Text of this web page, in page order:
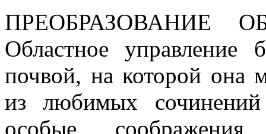
ПРЕОБРАЗОВАНИЕ
Областное
почвой, на которой она
из любимых
особые